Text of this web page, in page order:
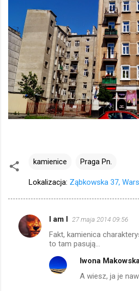
kamienice Praga Pn.
Lokalizacja: Ząbkowska 37,
K
o
I am I 27 maja 2014 09:56
Fakt, kamienica
to tam pasują...
Iwona
A wiesz, ja je